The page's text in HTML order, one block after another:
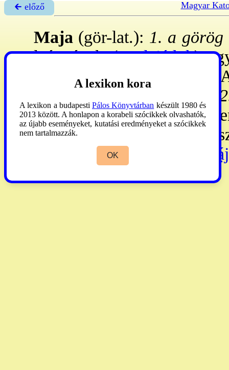
🡰 előző Magyar
Maja (gör-lat.): 1. a
leányának (→pleiádok)
Hermész. Zeusz
mellékneve:Fauna. ~az
számára a természet
Innen kapta a nevét a
A lexikon kora
A lexikon a budapesti Pálos Könyvtárban készült 1980 és
2013 között. A honlapon a korabeli szócikkek olvashatók,
az újabb eseményeket, kutatási eredményeket a szócikkek
nem tartalmazzák.
OK